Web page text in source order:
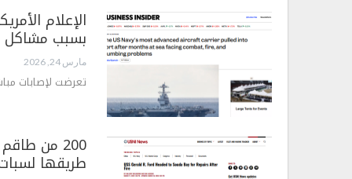
الإعلام
بسبب مشاكل
مارس 24, 2026
تعرضت لإصابات
200 من
طريقها